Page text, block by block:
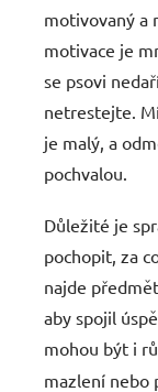
motivovaný a
motivace je
se psovi
netrestejte.
je malý, a
pochvalou.
Důležité je
pochopit, za
najde
aby spojil
mohou být i
mazlení nebo